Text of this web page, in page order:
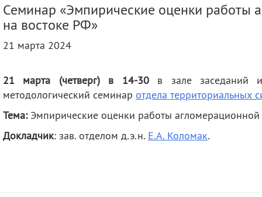
Научные подразделения
Издательская
Контакты
Гранты
Публикации
советы
Семинар «Эмпирические оценки работы
на востоке РФ»
21 марта 2024
21 марта (четверг) в 14-30в зале заседаний
методологический семинар отдела территориальных
Тема:Эмпирические оценки работы
Докладчик: зав. отделом д.э.н. Е.А. Коломак.